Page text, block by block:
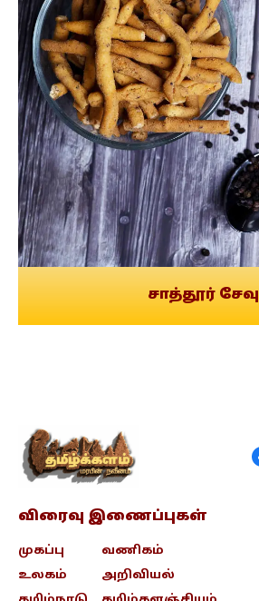
சாத்தூர் சேவு
விரைவு இணைப்புகள்
முகப்பு
உலகம்
வணிகம்
அறிவியல்